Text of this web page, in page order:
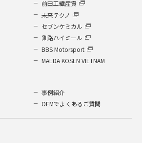
前田工繊産資
未来テクノ
セブンケミカル
釧路ハイミール
BBS Motorsport
MAEDA KOSEN VIETNAM
事例紹介
OEMでよくあるご質問